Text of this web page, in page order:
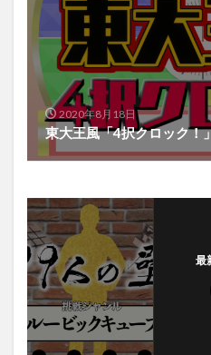
2020年8月18日
東大王風「4択クロック！
最